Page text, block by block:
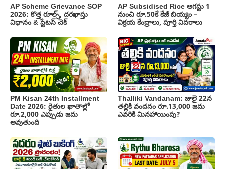
AP Scheme Grievance SOP
2026: కొత్త రూల్స్, దరఖాస్తు
విధానం & స్టేటస్ చెక్
AP Subsidised Rice ఆగస్టు 1
నుంచి రూ.50కే కేజీ బియ్యం –
విక్రయ కేంద్రాలు, పూర్తి వివరాలు
PM Kisan 24th Installment
Date 2026: రైతుల ఖాతాల్లో
రూ.2,000 ఎప్పుడు జమ
అవుతుంది
Thalliki Vandanam: జులై 22న
తల్లికి వందనం రూ.13,000 జమ
ఎవరికి మినహాయింపు?